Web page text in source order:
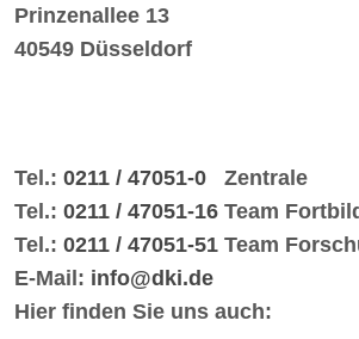
Prinzenallee 13
40549 Düsseldorf
Tel.: 0211 / 47051-0 Zentrale
Tel.: 0211 / 47051-16 Team
Tel.: 0211 / 47051-51 Team
E-Mail: info@dki.de
Hier finden Sie uns auch: